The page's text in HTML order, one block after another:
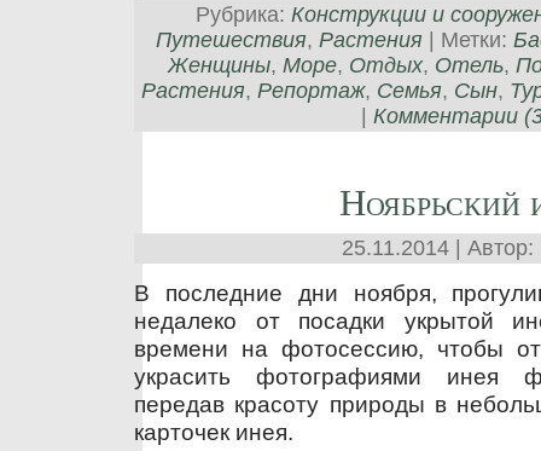
Рубрика: Конструкции и
Путешествия, Растения | Метки:
Женщины, Море, Отдых, Отель,
Растения, Репортаж, Семья, Сын,
| Комментарии
Ноябрьский
25.11.2014 | Автор:
В последние дни ноября,
недалеко от посадки укрытой
времени на фотосессию, чтобы
украсить фотографиями инея
передав красоту природы в
карточек инея.